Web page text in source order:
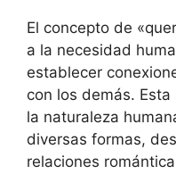
El concepto de
a la necesidad
establecer
con los demás.
la naturaleza
diversas formas,
relaciones